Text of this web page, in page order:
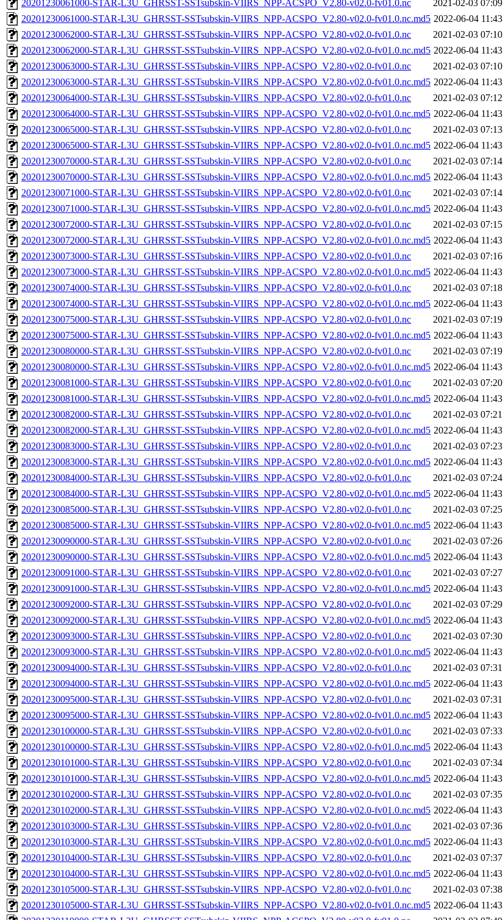
20201230061000-STAR-L3U_GHRSST-SSTsubskin-VIIRS_NPP-ACSPO_V2.80-v02.0-fv01.0.nc
2021-02-03 07:09
20201230061000-STAR-L3U_GHRSST-SSTsubskin-VIIRS_NPP-ACSPO_V2.80-v02.0-fv01.0.nc.md5 2022-06-04 11:43
20201230062000-STAR-L3U_GHRSST-SSTsubskin-VIIRS_NPP-ACSPO_V2.80-v02.0-fv01.0.nc
2021-02-03 07:10
20201230062000-STAR-L3U_GHRSST-SSTsubskin-VIIRS_NPP-ACSPO_V2.80-v02.0-fv01.0.nc.md5 2022-06-04 11:43
20201230063000-STAR-L3U_GHRSST-SSTsubskin-VIIRS_NPP-ACSPO_V2.80-v02.0-fv01.0.nc
2021-02-03 07:10
20201230063000-STAR-L3U_GHRSST-SSTsubskin-VIIRS_NPP-ACSPO_V2.80-v02.0-fv01.0.nc.md5 2022-06-04 11:43
20201230064000-STAR-L3U_GHRSST-SSTsubskin-VIIRS_NPP-ACSPO_V2.80-v02.0-fv01.0.nc
2021-02-03 07:12
20201230064000-STAR-L3U_GHRSST-SSTsubskin-VIIRS_NPP-ACSPO_V2.80-v02.0-fv01.0.nc.md5 2022-06-04 11:43
20201230065000-STAR-L3U_GHRSST-SSTsubskin-VIIRS_NPP-ACSPO_V2.80-v02.0-fv01.0.nc
2021-02-03 07:13
20201230065000-STAR-L3U_GHRSST-SSTsubskin-VIIRS_NPP-ACSPO_V2.80-v02.0-fv01.0.nc.md5 2022-06-04 11:43
20201230070000-STAR-L3U_GHRSST-SSTsubskin-VIIRS_NPP-ACSPO_V2.80-v02.0-fv01.0.nc
2021-02-03 07:14
20201230070000-STAR-L3U_GHRSST-SSTsubskin-VIIRS_NPP-ACSPO_V2.80-v02.0-fv01.0.nc.md5 2022-06-04 11:43
20201230071000-STAR-L3U_GHRSST-SSTsubskin-VIIRS_NPP-ACSPO_V2.80-v02.0-fv01.0.nc
2021-02-03 07:14
20201230071000-STAR-L3U_GHRSST-SSTsubskin-VIIRS_NPP-ACSPO_V2.80-v02.0-fv01.0.nc.md5 2022-06-04 11:43
20201230072000-STAR-L3U_GHRSST-SSTsubskin-VIIRS_NPP-ACSPO_V2.80-v02.0-fv01.0.nc
2021-02-03 07:15
20201230072000-STAR-L3U_GHRSST-SSTsubskin-VIIRS_NPP-ACSPO_V2.80-v02.0-fv01.0.nc.md5 2022-06-04 11:43
20201230073000-STAR-L3U_GHRSST-SSTsubskin-VIIRS_NPP-ACSPO_V2.80-v02.0-fv01.0.nc
2021-02-03 07:16
20201230073000-STAR-L3U_GHRSST-SSTsubskin-VIIRS_NPP-ACSPO_V2.80-v02.0-fv01.0.nc.md5 2022-06-04 11:43
20201230074000-STAR-L3U_GHRSST-SSTsubskin-VIIRS_NPP-ACSPO_V2.80-v02.0-fv01.0.nc
2021-02-03 07:18
20201230074000-STAR-L3U_GHRSST-SSTsubskin-VIIRS_NPP-ACSPO_V2.80-v02.0-fv01.0.nc.md5 2022-06-04 11:43
20201230075000-STAR-L3U_GHRSST-SSTsubskin-VIIRS_NPP-ACSPO_V2.80-v02.0-fv01.0.nc
2021-02-03 07:19
20201230075000-STAR-L3U_GHRSST-SSTsubskin-VIIRS_NPP-ACSPO_V2.80-v02.0-fv01.0.nc.md5 2022-06-04 11:43
20201230080000-STAR-L3U_GHRSST-SSTsubskin-VIIRS_NPP-ACSPO_V2.80-v02.0-fv01.0.nc
2021-02-03 07:19
20201230080000-STAR-L3U_GHRSST-SSTsubskin-VIIRS_NPP-ACSPO_V2.80-v02.0-fv01.0.nc.md5 2022-06-04 11:43
20201230081000-STAR-L3U_GHRSST-SSTsubskin-VIIRS_NPP-ACSPO_V2.80-v02.0-fv01.0.nc
2021-02-03 07:20
20201230081000-STAR-L3U_GHRSST-SSTsubskin-VIIRS_NPP-ACSPO_V2.80-v02.0-fv01.0.nc.md5 2022-06-04 11:43
20201230082000-STAR-L3U_GHRSST-SSTsubskin-VIIRS_NPP-ACSPO_V2.80-v02.0-fv01.0.nc
2021-02-03 07:21
20201230082000-STAR-L3U_GHRSST-SSTsubskin-VIIRS_NPP-ACSPO_V2.80-v02.0-fv01.0.nc.md5 2022-06-04 11:43
20201230083000-STAR-L3U_GHRSST-SSTsubskin-VIIRS_NPP-ACSPO_V2.80-v02.0-fv01.0.nc
2021-02-03 07:23
20201230083000-STAR-L3U_GHRSST-SSTsubskin-VIIRS_NPP-ACSPO_V2.80-v02.0-fv01.0.nc.md5 2022-06-04 11:43
20201230084000-STAR-L3U_GHRSST-SSTsubskin-VIIRS_NPP-ACSPO_V2.80-v02.0-fv01.0.nc
2021-02-03 07:24
20201230084000-STAR-L3U_GHRSST-SSTsubskin-VIIRS_NPP-ACSPO_V2.80-v02.0-fv01.0.nc.md5 2022-06-04 11:43
20201230085000-STAR-L3U_GHRSST-SSTsubskin-VIIRS_NPP-ACSPO_V2.80-v02.0-fv01.0.nc
2021-02-03 07:25
20201230085000-STAR-L3U_GHRSST-SSTsubskin-VIIRS_NPP-ACSPO_V2.80-v02.0-fv01.0.nc.md5 2022-06-04 11:43
20201230090000-STAR-L3U_GHRSST-SSTsubskin-VIIRS_NPP-ACSPO_V2.80-v02.0-fv01.0.nc
2021-02-03 07:26
20201230090000-STAR-L3U_GHRSST-SSTsubskin-VIIRS_NPP-ACSPO_V2.80-v02.0-fv01.0.nc.md5 2022-06-04 11:43
20201230091000-STAR-L3U_GHRSST-SSTsubskin-VIIRS_NPP-ACSPO_V2.80-v02.0-fv01.0.nc
2021-02-03 07:27
20201230091000-STAR-L3U_GHRSST-SSTsubskin-VIIRS_NPP-ACSPO_V2.80-v02.0-fv01.0.nc.md5 2022-06-04 11:43
20201230092000-STAR-L3U_GHRSST-SSTsubskin-VIIRS_NPP-ACSPO_V2.80-v02.0-fv01.0.nc
2021-02-03 07:29
20201230092000-STAR-L3U_GHRSST-SSTsubskin-VIIRS_NPP-ACSPO_V2.80-v02.0-fv01.0.nc.md5 2022-06-04 11:43
20201230093000-STAR-L3U_GHRSST-SSTsubskin-VIIRS_NPP-ACSPO_V2.80-v02.0-fv01.0.nc
2021-02-03 07:30
20201230093000-STAR-L3U_GHRSST-SSTsubskin-VIIRS_NPP-ACSPO_V2.80-v02.0-fv01.0.nc.md5 2022-06-04 11:43
20201230094000-STAR-L3U_GHRSST-SSTsubskin-VIIRS_NPP-ACSPO_V2.80-v02.0-fv01.0.nc
2021-02-03 07:31
20201230094000-STAR-L3U_GHRSST-SSTsubskin-VIIRS_NPP-ACSPO_V2.80-v02.0-fv01.0.nc.md5 2022-06-04 11:43
20201230095000-STAR-L3U_GHRSST-SSTsubskin-VIIRS_NPP-ACSPO_V2.80-v02.0-fv01.0.nc
2021-02-03 07:31
20201230095000-STAR-L3U_GHRSST-SSTsubskin-VIIRS_NPP-ACSPO_V2.80-v02.0-fv01.0.nc.md5 2022-06-04 11:43
20201230100000-STAR-L3U_GHRSST-SSTsubskin-VIIRS_NPP-ACSPO_V2.80-v02.0-fv01.0.nc
2021-02-03 07:33
20201230100000-STAR-L3U_GHRSST-SSTsubskin-VIIRS_NPP-ACSPO_V2.80-v02.0-fv01.0.nc.md5 2022-06-04 11:43
20201230101000-STAR-L3U_GHRSST-SSTsubskin-VIIRS_NPP-ACSPO_V2.80-v02.0-fv01.0.nc
2021-02-03 07:34
20201230101000-STAR-L3U_GHRSST-SSTsubskin-VIIRS_NPP-ACSPO_V2.80-v02.0-fv01.0.nc.md5 2022-06-04 11:43
20201230102000-STAR-L3U_GHRSST-SSTsubskin-VIIRS_NPP-ACSPO_V2.80-v02.0-fv01.0.nc
2021-02-03 07:35
20201230102000-STAR-L3U_GHRSST-SSTsubskin-VIIRS_NPP-ACSPO_V2.80-v02.0-fv01.0.nc.md5 2022-06-04 11:43
20201230103000-STAR-L3U_GHRSST-SSTsubskin-VIIRS_NPP-ACSPO_V2.80-v02.0-fv01.0.nc
2021-02-03 07:36
20201230103000-STAR-L3U_GHRSST-SSTsubskin-VIIRS_NPP-ACSPO_V2.80-v02.0-fv01.0.nc.md5 2022-06-04 11:43
20201230104000-STAR-L3U_GHRSST-SSTsubskin-VIIRS_NPP-ACSPO_V2.80-v02.0-fv01.0.nc
2021-02-03 07:37
20201230104000-STAR-L3U_GHRSST-SSTsubskin-VIIRS_NPP-ACSPO_V2.80-v02.0-fv01.0.nc.md5 2022-06-04 11:43
20201230105000-STAR-L3U_GHRSST-SSTsubskin-VIIRS_NPP-ACSPO_V2.80-v02.0-fv01.0.nc
2021-02-03 07:38
20201230105000-STAR-L3U_GHRSST-SSTsubskin-VIIRS_NPP-ACSPO_V2.80-v02.0-fv01.0.nc.md5 2022-06-04 11:43